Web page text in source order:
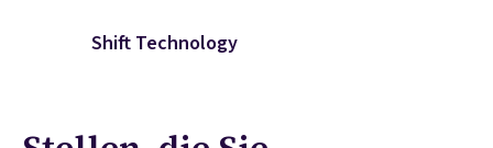
Shift Technology